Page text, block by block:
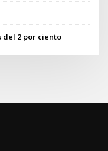
del 2 por ciento